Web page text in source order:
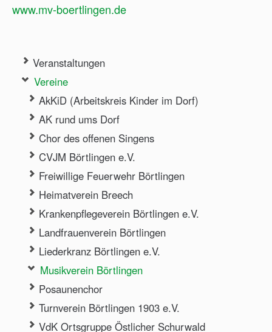
www.mv-boertlingen.de
Veranstaltungen
Vereine
AkKiD (Arbeitskreis Kinder im Dorf)
AK rund ums Dorf
Chor des offenen Singens
CVJM Börtlingen e.V.
Freiwillige Feuerwehr Börtlingen
Heimatverein Breech
Krankenpflegeverein Börtlingen e.V.
Landfrauenverein Börtlingen
Liederkranz Börtlingen e.V.
Musikverein Börtlingen
Posaunenchor
Turnverein Börtlingen 1903 e.V.
VdK Ortsgruppe Östlicher Schurwald